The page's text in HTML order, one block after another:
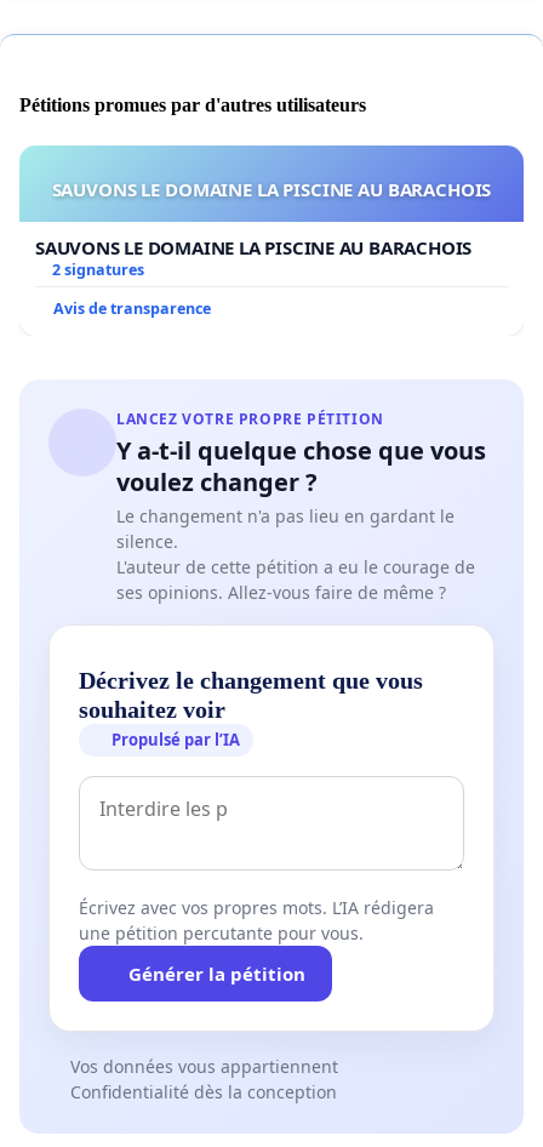
Pétitions promues par d'autres utilisateurs
SAUVONS LE DOMAINE LA PISCINE AU BARACHOIS
SAUVONS LE DOMAINE LA PISCINE AU BARACHOIS
2 signatures
Avis de transparence
LANCEZ VOTRE PROPRE PÉTITION
Y a-t-il quelque chose que vous
voulez changer ?
Le changement n'a pas lieu en gardant le
silence.
L'auteur de cette pétition a eu le courage de
ses opinions. Allez-vous faire de même ?
Décrivez le changement que vous
souhaitez voir
Propulsé par l’IA
Écrivez avec vos propres mots. L’IA rédigera
une pétition percutante pour vous.
Générer la pétition
Vos données vous appartiennent
Confidentialité dès la conception